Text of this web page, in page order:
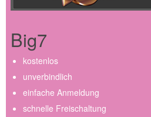
Big7
kostenlos
unverbindlich
einfache Anmeldung
schnelle Freischaltung